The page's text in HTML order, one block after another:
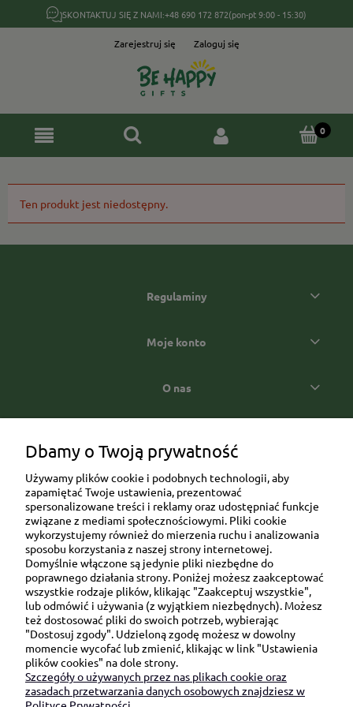
SKONTAKTUJ SIĘ Z NAMI:+48 690 172 872(pon-pt 9:00 - 15:30)
Zarejestruj się Zaloguj się
Ten produkt jest niedostępny.
Regulaminy
Moje konto
O nas
Ul. Brukowa 6/8 lok. 57/58
91-341 Łódź
NIP: 6751510615
SKONTAKTUJ SIĘ Z NAMI:
sklep@be-happygifts.com
+48 690 172 872
Dbamy o Twoją prywatność
Używamy plików cookie i podobnych technologii, aby
zapamiętać Twoje ustawienia, prezentować
spersonalizowane treści i reklamy oraz udostępniać funkcje
związane z mediami społecznościowymi. Pliki cookie
wykorzystujemy również do mierzenia ruchu i analizowania
sposobu korzystania z naszej strony internetowej.
Domyślnie włączone są jedynie pliki niezbędne do
poprawnego działania strony. Poniżej możesz zaakceptować
wszystkie rodzaje plików, klikając "Zaakceptuj wszystkie",
lub odmówić i używania (z wyjątkiem niezbędnych). Możesz
też dostosować pliki do swoich potrzeb, wybierając
"Dostosuj zgody". Udzieloną zgodę możesz w dowolny
momencie wycofać lub zmienić, klikając w link "Ustawienia
plików cookies" na dole strony.
Szczegóły o używanych przez nas plikach cookie oraz
zasadach przetwarzania danych osobowych znajdziesz w